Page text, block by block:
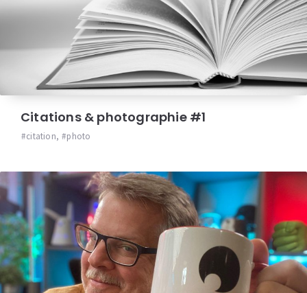
Citations & photographie #1
citation, photo